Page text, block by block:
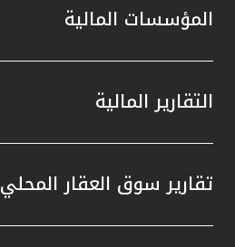
المؤسسات المالية
التقارير المالية
تقارير سوق العقار المحلي